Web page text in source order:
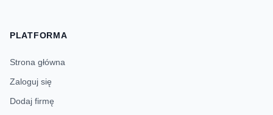
PLATFORMA
Strona główna
Zaloguj się
Dodaj firmę